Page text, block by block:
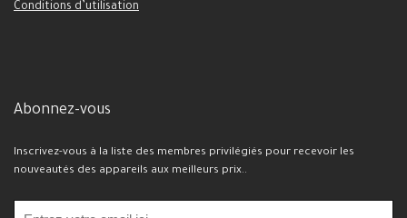
Conditions d’utilisation
Abonnez-vous
Inscrivez-vous à la liste des membres privilégiés pour recevoir les
nouveautés des appareils aux meilleurs prix..